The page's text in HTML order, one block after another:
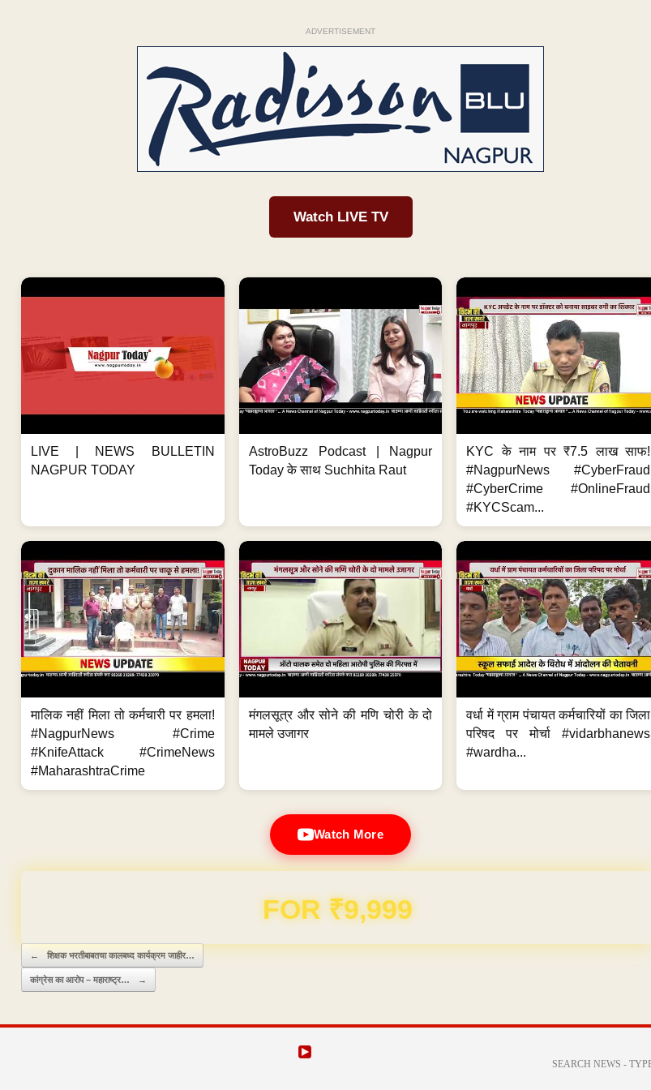
ADVERTISEMENT
Watch LIVE TV
LIVE | NEWS BULLETIN
NAGPUR TODAY
AstroBuzz Podcast | Nagpur
Today के साथ Suchhita Raut
KYC के नाम पर ₹7.5 लाख साफ!
#NagpurNews #CyberFraud
#CyberCrime #OnlineFraud
#KYCScam...
मालिक नहीं मिला तो कर्मचारी पर हमला!
#NagpurNews #Crime
#KnifeAttack #CrimeNews
#MaharashtraCrime
मंगलसूत्र और सोने की मणि चोरी के दो
मामले उजागर
वर्धा में ग्राम पंचायत कर्मचारियों का जिला
परिषद पर मोर्चा #vidarbhanews
#wardha...
Watch More
Domain & Hosting FREE for 1 Year
Post navigation
← शिक्षक भरतीबाबतचा कालबध्द कार्यक्रम जाहीर…
कांग्रेस का आरोप – महाराष्ट्र… →